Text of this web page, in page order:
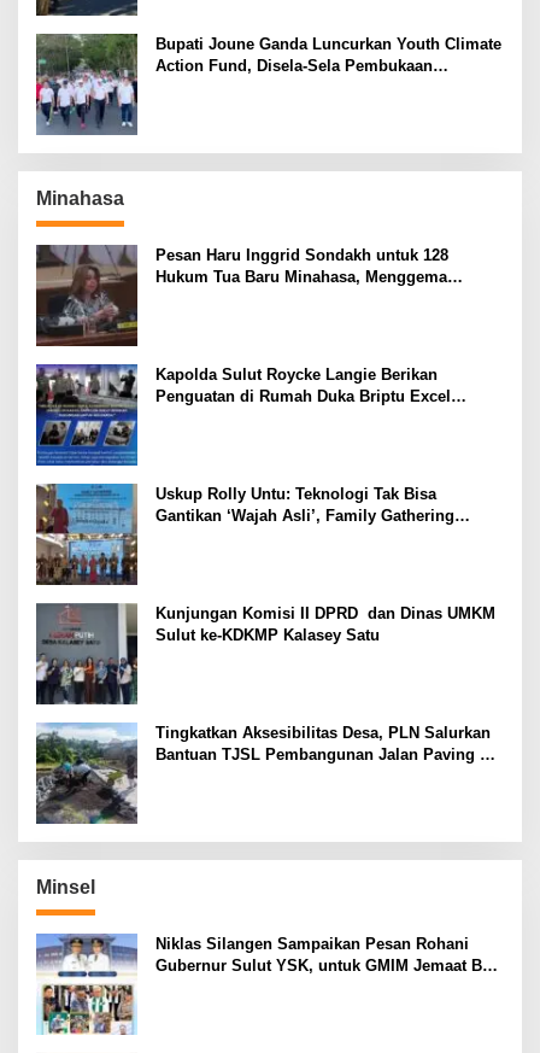
Bupati Joune Ganda Luncurkan Youth Climate
Action Fund, Disela-Sela Pembukaan
Minahasa
Pesan Haru Inggrid Sondakh untuk 128
Hukum Tua Baru Minahasa, Menggema
Kapolda Sulut Roycke Langie Berikan
Penguatan di Rumah Duka Briptu Excel
Uskup Rolly Untu: Teknologi Tak Bisa
Gantikan ‘Wajah Asli’, Family Gathering
Kunjungan Komisi II DPRD dan Dinas UMKM
Sulut ke-KDKMP Kalasey Satu
Tingkatkan Aksesibilitas Desa, PLN Salurkan
Bantuan TJSL Pembangunan Jalan Paving di
Minsel
Niklas Silangen Sampaikan Pesan Rohani
Gubernur Sulut YSK, untuk GMIM Jemaat Bait